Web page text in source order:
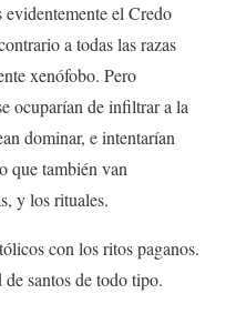
el Credo
a todas las razas
xenófobo. Pero
ocuparían de infiltrar a la
dominar, e intentarían
que también van
y los rituales.
con los ritos paganos.
santos de todo tipo.